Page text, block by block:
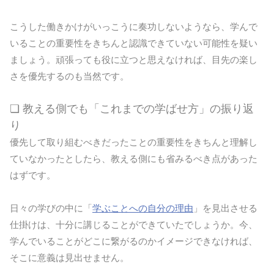
こうした働きかけがいっこうに奏功しないようなら、学んで
いることの重要性をきちんと認識できていない可能性を疑い
ましょう。頑張っても役に立つと思えなければ、目先の楽し
さを優先するのも当然です。
❏ 教える側でも「これまでの学ばせ方」の振り返
り
優先して取り組むべきだったことの重要性をきちんと理解し
ていなかったとしたら、教える側にも省みるべき点があった
はずです。
日々の学びの中に「学ぶことへの自分の理由 」を見出させる
仕掛けは、十分に講じることができていたでしょうか。今、
学んでいることがどこに繋がるのかイメージできなければ、
そこに意義は見出せません。